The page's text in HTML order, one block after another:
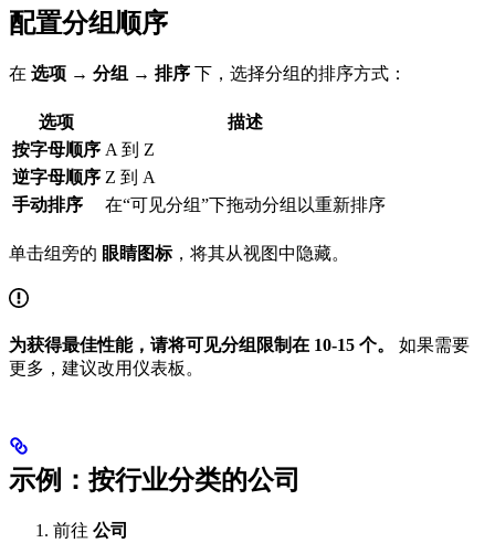
配置分组顺序
在 选项 → 分组 → 排序 下，选择分组的排序方式：
选项
描述
按字母顺序 A 到 Z
逆字母顺序 Z 到 A
手动排序
在“可见分组”下拖动分组以重新排序
单击组旁的 眼睛图标，将其从视图中隐藏。
为获得最佳性能，请将可见分组限制在 10-15 个。
如果需要
更多，建议改用仪表板。
示例：按行业分类的公司
前往 公司